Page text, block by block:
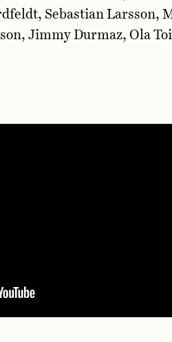
Sebastian Larsson,
Jimmy Durmaz, Ola